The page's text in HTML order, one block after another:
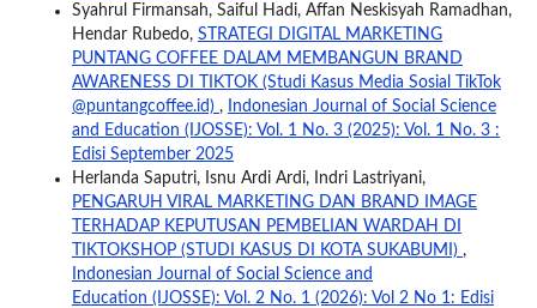
Syahrul Firmansah, Saiful Hadi, Affan Neskisyah Ramadhan,
Hendar Rubedo, STRATEGI DIGITAL MARKETING
PUNTANG COFFEE DALAM MEMBANGUN BRAND
AWARENESS DI TIKTOK (Studi Kasus Media Sosial TikTok
@puntangcoffee.id) ,
Indonesian Journal of Social Science
and Education (IJOSSE): Vol. 1 No. 3 (2025): Vol. 1 No. 3 :
Edisi September 2025
Herlanda Saputri, Isnu Ardi Ardi, Indri Lastriyani,
PENGARUH VIRAL MARKETING DAN BRAND IMAGE
TERHADAP KEPUTUSAN PEMBELIAN WARDAH DI
TIKTOKSHOP (STUDI KASUS DI KOTA SUKABUMI) ,
Indonesian Journal of Social Science and
Education (IJOSSE): Vol. 2 No. 1 (2026): Vol 2 No 1: Edisi